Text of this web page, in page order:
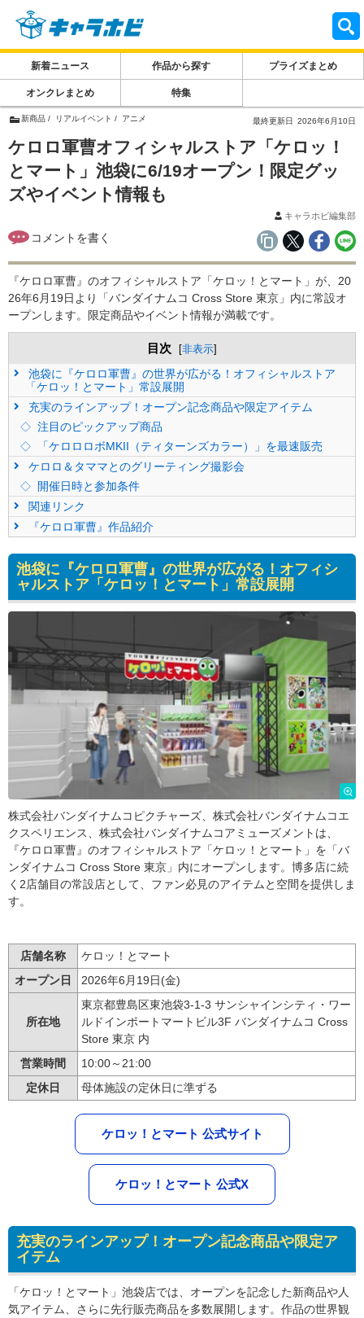
新着ニュース 作品から探す プライズまとめ
オンクレまとめ 特集
新商品 リアルイベント アニメ 最終更新日 2026年6月10日
ケロロ軍曹オフィシャルストア「ケロッ！
とマート」池袋に6/19オープン！限定グッ
ズやイベント情報も
キャラホビ編集部
『ケロロ軍曹』のオフィシャルストア「ケロッ！とマート」が、20
26年6月19日より「バンダイナムコ Cross Store 東京」内に常設オ
ープンします。限定商品やイベント情報が満載です。
目次 [非表示]
池袋に『ケロロ軍曹』の世界が広がる！オフィシャルストア
「ケロッ！とマート」常設展開
充実のラインアップ！オープン記念商品や限定アイテム
注目のピックアップ商品
「ケロロロボMKII（ティターンズカラー）」を最速販売
ケロロ＆タママとのグリーティング撮影会
開催日時と参加条件
関連リンク
『ケロロ軍曹』作品紹介
池袋に『ケロロ軍曹』の世界が広がる！オフィシ
ャルストア「ケロッ！とマート」常設展開
株式会社バンダイナムコピクチャーズ、株式会社バンダイナムコエ
クスペリエンス、株式会社バンダイナムコアミューズメントは、
『ケロロ軍曹』のオフィシャルストア「ケロッ！とマート」を「バ
ンダイナムコ Cross Store 東京」内にオープンします。博多店に続
く2店舗目の常設店として、ファン必見のアイテムと空間を提供しま
す。
店舗名称
ケロッ！とマート
オープン日
2026年6月19日(金)
所在地
東京都豊島区東池袋3-1-3 サンシャインシティ・ワー
ルドインポートマートビル3F バンダイナムコ Cross
Store 東京 内
営業時間
10:00～21:00
定休日
母体施設の定休日に準ずる
ケロッ！とマート 公式サイト
ケロッ！とマート 公式X
充実のラインアップ！オープン記念商品や限定ア
イテム
「ケロッ！とマート」池袋店では、オープンを記念した新商品や人
気アイテム、さらに先行販売商品を多数展開します。作品の世界観